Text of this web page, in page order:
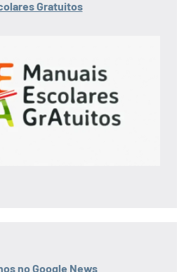
Gratuitos
no Google News